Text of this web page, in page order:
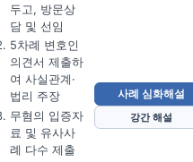
두고, 방문상
담 및 선임
5차례 변호인
의견서 제출하
여 사실관계·
법리 주장
무혐의 입증자
료 및 유사사
례 다수 제출
사례 심화해설
강간 해설